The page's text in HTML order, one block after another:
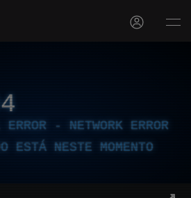
- NETWORK ERROR
ESTÁ NESTE MOMENTO